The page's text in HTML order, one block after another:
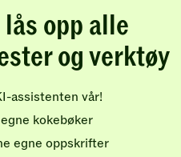
opp alle
og verktøy
assistenten vår!
kokebøker
egne oppskrifter